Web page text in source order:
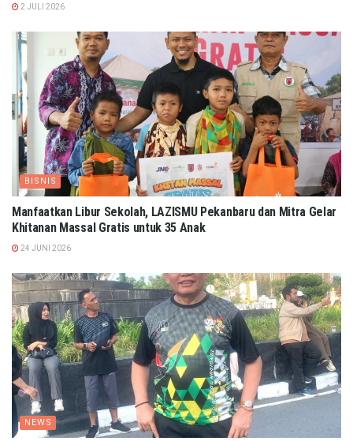
2 JULI 2026
BISNIS
Manfaatkan Libur Sekolah, LAZISMU Pekanbaru dan Mitra Gelar
Khitanan Massal Gratis untuk 35 Anak
24 JUNI 2026
NEWS